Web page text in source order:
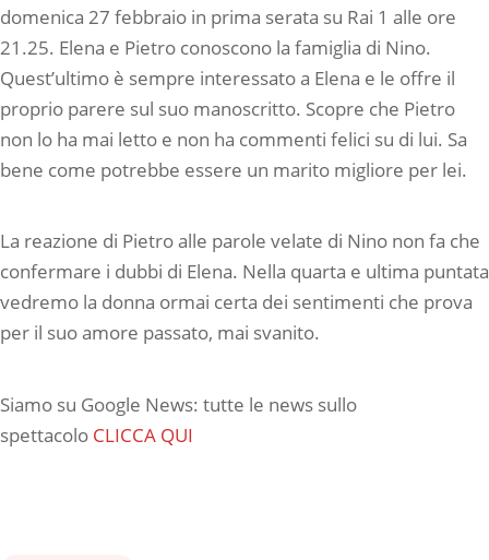
domenica 27 febbraio in prima serata su Rai 1 alle ore
21.25. Elena e Pietro conoscono la famiglia di Nino.
Quest’ultimo è sempre interessato a Elena e le offre il
proprio parere sul suo manoscritto. Scopre che Pietro
non lo ha mai letto e non ha commenti felici su di lui. Sa
bene come potrebbe essere un marito migliore per lei.
La reazione di Pietro alle parole velate di Nino non fa che
confermare i dubbi di Elena. Nella quarta e ultima puntata
vedremo la donna ormai certa dei sentimenti che prova
per il suo amore passato, mai svanito.
Siamo su Google News: tutte le news sullo
spettacolo CLICCA QUI